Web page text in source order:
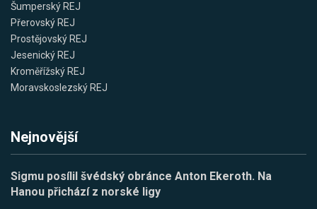
Šumperský REJ
Přerovský REJ
Prostějovský REJ
Jesenický REJ
Kroměřížský REJ
Moravskoslezský REJ
Nejnovější
Sigmu posílil švédský obránce Anton Ekeroth. Na
Hanou přichází z norské ligy